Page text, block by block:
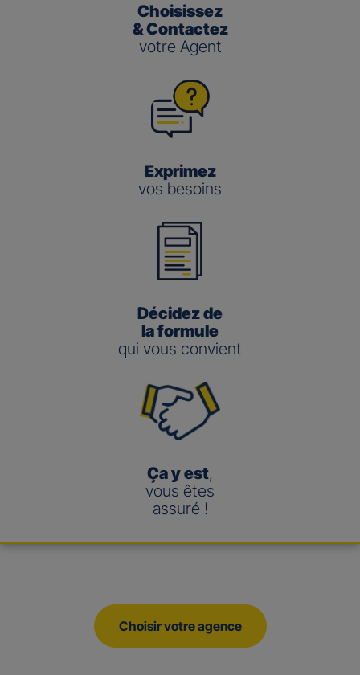
Choisissez
& Contactez
votre Agent
Exprimez
vos besoins
Décidez de
la formule
qui vous convient
Ça y est,
vous êtes
assuré !
Choisir votre agence